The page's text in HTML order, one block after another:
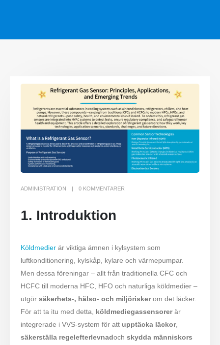
ADMINISTRATION 0 KOMMENTARER
1. Introduktion
Köldmedier är viktiga ämnen i kylsystem som
luftkonditionering, kylskåp, kylare och värmepumpar.
Men dessa föreningar – allt från traditionella CFC och
HCFC till moderna HFC, HFO och naturliga köldmedier –
utgörsäkerhets-, hälso- och miljöriskerom det läcker.
För att ta itu med detta, köldmediegassensorerär
integrerade i VVS-system för att upptäcka läckor,
säkerställa regelefterlevnadochskydda människors